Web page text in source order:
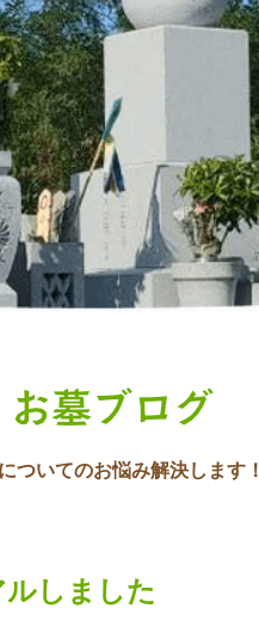
お墓ブログ
ついてのお悩み解決します！
しました